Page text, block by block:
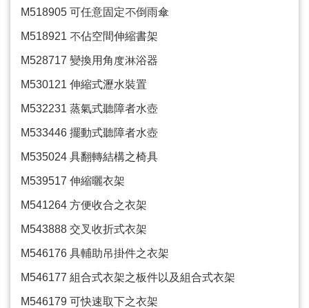
M518905 可任意固定不倒雨傘
M518921 不佔空間伸縮書架
M528717 變換用角度淋浴器
M530121 伸縮式瀝水裝置
M532231 蒸氣式聽障者水壺
M533446 擺動式聽障者水壺
M535024 具翻轉結構之椅具
M539517 伸縮曬衣架
M541264 方便收合之衣架
M543888 交叉收折式衣架
M546176 具輔助吊掛件之衣架
M546177 組合式衣架之板件以及組合式衣架
M546179 可快速取下之衣架